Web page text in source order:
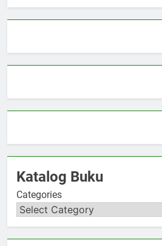
Katalog Buku
Categories